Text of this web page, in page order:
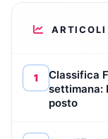
ARTICOLI
1
Classifica
settimana:
posto